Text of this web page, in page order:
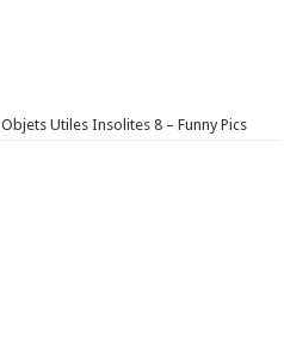
Objets Utiles Insolites 8 – Funny Pics